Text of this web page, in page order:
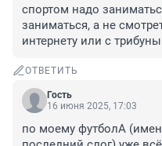
спортом надо
заниматься, а не
интернету или с трибуны
ОТВЕТИТЬ
Гость
16 июня 2025, 17:03
по моему футболА